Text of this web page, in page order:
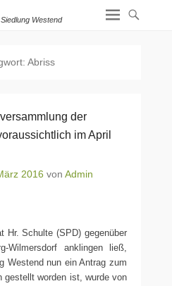
Westend
Abriss
der
im April
2016 von Admin
Hr. Schulte (SPD) gegenüber
Wilmersdorf anklingen ließ,
Westend nun ein Antrag zum
gestellt worden ist, wurde von